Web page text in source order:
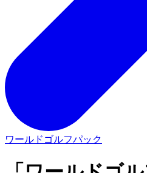
ワールドゴルフパック